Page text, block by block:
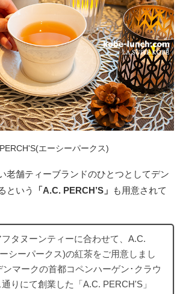
エーシーパークス)
老舗ティーブランドのひとつとしてデン
という
「A.C. PERCH’S」
も用意されて
タヌーンティーに合わせて、A.C.
シーパークス)の紅茶をご用意しまし
ンマークの首都コペンハーゲン･クラウ
りにて創業した「A.C. PERCH'S」